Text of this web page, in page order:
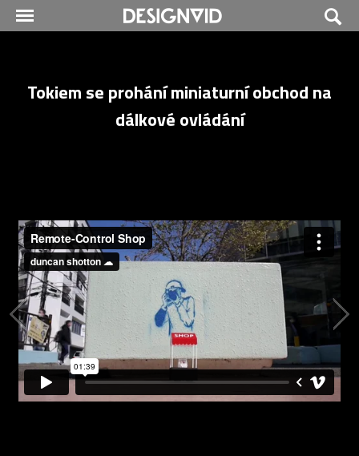
Tokiem se prohání miniaturní obchod na
dálkové ovládání